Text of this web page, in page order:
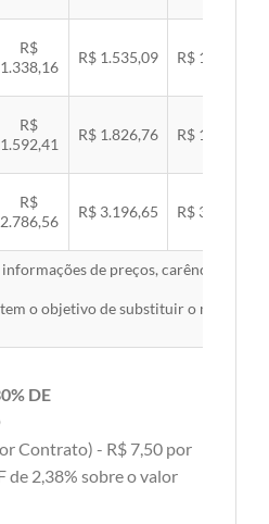
R$
1.338,16
R$ 1.535,09 R$ 1.581,89
R$
1.592,41
R$ 1.826,76 R$ 1.882,45
R$
2.786,56
R$ 3.196,65 R$ 3.294,10
de preços, carências,
o objetivo de substituir o material
DE
Contrato) - R$ 7,50 por
de 2,38% sobre o valor